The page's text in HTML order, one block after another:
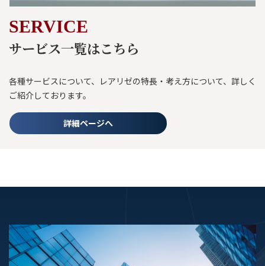
SERVICE
サービス一覧はこちら
各種サービスについて、レアリゼの特長・考え方について、詳しく
ご紹介しております。
詳細ページへ